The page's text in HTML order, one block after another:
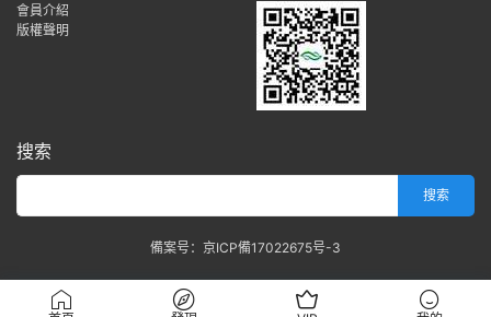
會員介紹
版權聲明
搜索
備案号：京ICP備17022675号-3